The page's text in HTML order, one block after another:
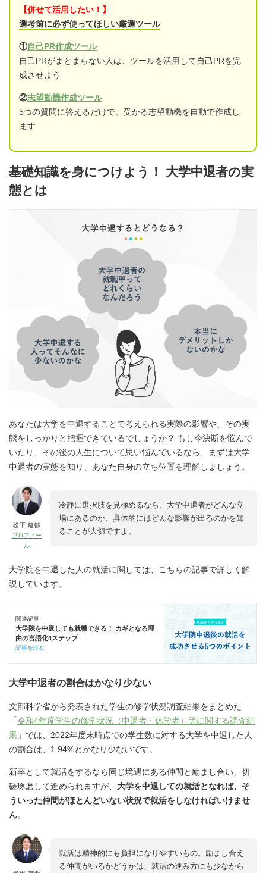
【併せて活用したい！】
選考前に必ず使ってほしい厳選ツール
①自己PR作成ツール
自己PRがまとまらない人は、ツールを活用して自己PRを完
成させよう
②志望動機作成ツール
5つの質問に答えるだけで、受かる志望動機を自動で作成し
ます
基礎知識を身につけよう！ 大学中退者の実
態とは
あなたは大学を中退することで考えられる実際の影響や、その実
態をしっかりと把握できているでしょうか？ もし今決断を悩んで
いたり、その後の人生について思い悩んでいるなら、まずは大学
中退者の実態を知り、あなた自身の立ち位置を理解しましょう。
松下 建都
プロフィー
ル
冷静に選択肢を見極めるなら、大学中退者がどんな立
場にあるのか、具体的にはどんな影響が出るのかを知
ることが大切ですよ。
大学院を中退した人の就活に関しては、こちらの記事で詳しく解
説しています。
関連記事
大学院を中退しても就職できる！ カギとなる理
由の言語化4ステップ
記事を読む
大学中退者の割合はかなり少ない
文部科学省から発表された学生の修学状況調査結果をまとめた
「令和4年度学生の修学状況（中退者・休学者）等に関する調査結
果 」では、2022年度末時点での学生数に対する大学を中退した人
の割合は、1.94%とかなり少ないです。
新卒として就活をするなら同じ境遇にある仲間と励まし合い、切
磋琢磨して進められますが、 大学を中退しての就活となれば、そ
ういった仲間がほとんどいない状況で就活をしなければいけませ
ん。
就活は精神的にも負担になりやすいもの。励まし合え
る仲間がいるかどうかは、就活の進み方にも少なから